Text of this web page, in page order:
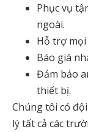
Phục vụ
ngoài.
Hỗ trợ
Báo giá
Đảm bảo
thiết bị.
Chúng tôi có
lý tất cả các